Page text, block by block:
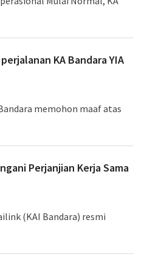
KA Bandara YIA
memohon maaf atas
Perjanjian Kerja Sama
(KAI Bandara) resmi